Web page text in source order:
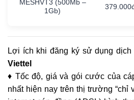
MESHVT3 (500Mb –
1Gb)
Lợi ích khi đăng ký sử dụng dịch
Viettel
♦ Tốc độ, giá và gói cước của
nhất hiện nay trên thị trường